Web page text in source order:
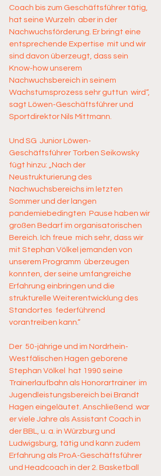
Coach bis zum Geschäftsführer tätig,
hat seine Wurzeln  aber in der
Nachwuchsförderung. Er bringt eine
entsprechende Expertise  mit und wir
sind davon überzeugt, dass sein
Know-how unserem
Nachwuchsbereich in seinem
Wachstumsprozess sehr guttun  wird“,
sagt Löwen-Geschäftsführer und
Sportdirektor Nils Mittmann.
Und SG  Junior Löwen-
Geschäftsführer Torben Seikowsky
fügt hinzu: „Nach der
Neustrukturierung des
Nachwuchsbereichs im letzten
Sommer und der langen
pandemiebedingten  Pause haben wir
großen Bedarf im organisatorischen
Bereich. Ich freue  mich sehr, dass wir
mit Stephan Völkel jemanden von
unserem Programm  überzeugen
konnten, der seine umfangreiche
Erfahrung einbringen und die
strukturelle Weiterentwicklung des
Standortes  federführend
vorantreiben kann.“
Der  50-jährige und im Nordrhein-
Westfälischen Hagen geborene
Stephan Völkel  hat 1990 seine
Trainerlaufbahn als Honorartrainer  im
Jugendleistungsbereich bei Brandt
Hagen eingeläutet. Anschließend  war
er viele Jahre als Assistant Coach in
der BBL, u. a. in Würzburg und
Ludwigsburg, tätig und kann zudem
Erfahrung als ProA-Geschäftsführer
und Headcoach in der 2. Basketball